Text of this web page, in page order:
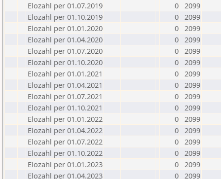
Elozahl per 01.07.2019
0 2099
Elozahl per 01.10.2019
0 2099
Elozahl per 01.01.2020
0 2099
Elozahl per 01.04.2020
0 2099
Elozahl per 01.07.2020
0 2099
Elozahl per 01.10.2020
0 2099
Elozahl per 01.01.2021
0 2099
Elozahl per 01.04.2021
0 2099
Elozahl per 01.07.2021
0 2099
Elozahl per 01.10.2021
0 2099
Elozahl per 01.01.2022
0 2099
Elozahl per 01.04.2022
0 2099
Elozahl per 01.07.2022
0 2099
Elozahl per 01.10.2022
0 2099
Elozahl per 01.01.2023
0 2099
Elozahl per 01.04.2023
0 2099